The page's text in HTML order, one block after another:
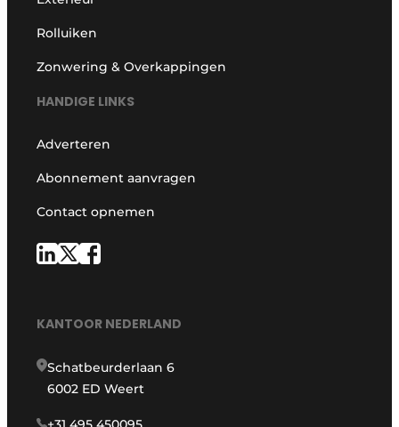
Rolluiken
Zonwering & Overkappingen
HANDIGE LINKS
Adverteren
Abonnement aanvragen
Contact opnemen
KANTOOR NEDERLAND
Schatbeurderlaan 6
6002 ED Weert